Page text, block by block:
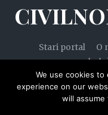
Stari portal O
© 2020. —
We use cookies
experience on our
will